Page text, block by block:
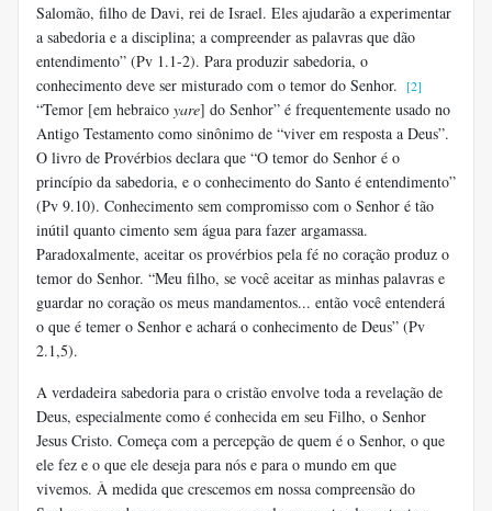
Salomão, filho de Davi, rei de Israel. Eles ajudarão a experimentar
a sabedoria e a disciplina; a compreender as palavras que dão
entendimento” (Pv 1.1-2). Para produzir sabedoria, o
conhecimento deve ser misturado com o temor do Senhor.
[2]
“Temor [em hebraico yare] do Senhor” é frequentemente usado no
Antigo Testamento como sinônimo de “viver em resposta a Deus”.
O livro de Provérbios declara que “O temor do Senhor é o
princípio da sabedoria, e o conhecimento do Santo é entendimento”
(Pv 9.10). Conhecimento sem compromisso com o Senhor é tão
inútil quanto cimento sem água para fazer argamassa.
Paradoxalmente, aceitar os provérbios pela fé no coração produz o
temor do Senhor. “Meu filho, se você aceitar as minhas palavras e
guardar no coração os meus mandamentos... então você entenderá
o que é temer o Senhor e achará o conhecimento de Deus” (Pv
2.1,5).
A verdadeira sabedoria para o cristão envolve toda a revelação de
Deus, especialmente como é conhecida em seu Filho, o Senhor
Jesus Cristo. Começa com a percepção de quem é o Senhor, o que
ele fez e o que ele deseja para nós e para o mundo em que
vivemos. À medida que crescemos em nossa compreensão do